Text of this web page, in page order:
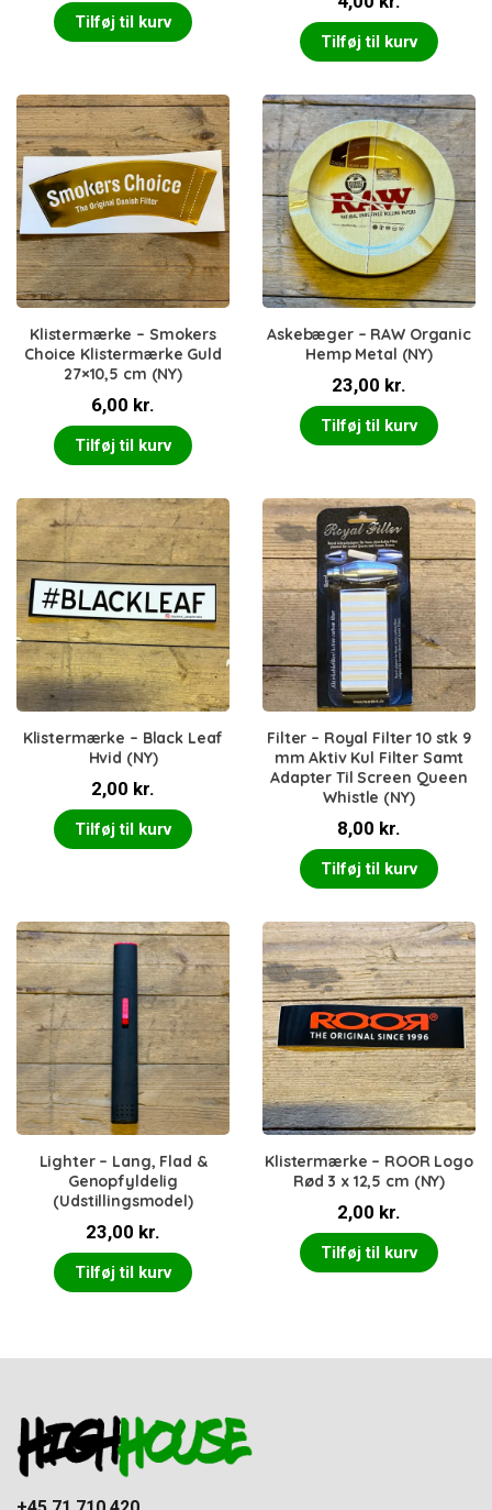
Tilføj til kurv
Tilføj til kurv
Klistermærke – Smokers
Choice Klistermærke Guld
27×10,5 cm (NY)
6,00 kr.
Tilføj til kurv
Askebæger – RAW Organic
Hemp Metal (NY)
23,00 kr.
Tilføj til kurv
Klistermærke – Black Leaf
Hvid (NY)
2,00 kr.
Tilføj til kurv
Filter – Royal Filter 10 stk 9
mm Aktiv Kul Filter Samt
Adapter Til Screen Queen
Whistle (NY)
8,00 kr.
Tilføj til kurv
Lighter – Lang, Flad &
Genopfyldelig
(Udstillingsmodel)
23,00 kr.
Tilføj til kurv
Klistermærke – ROOR Logo
Rød 3 x 12,5 cm (NY)
2,00 kr.
Tilføj til kurv